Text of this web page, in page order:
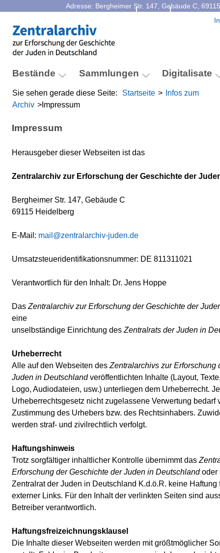
Adresse: Bergheimer Str. 147, Gebäude C,
Bestände Sammlungen Digitalisate
Sie sehen gerade diese Seite: Startseite >
Infos zum
Archiv > Impressum
Impressum
Herausgeber dieser Webseiten ist das
Zentralarchiv zur Erforschung der Geschichte der
Bergheimer Str. 147, Gebäude C
69115 Heidelberg
E-Mail: mail@zentralarchiv-juden.de
Umsatzsteueridentifikationsnummer: DE 811311021
Verantwortlich für den Inhalt: Dr. Jens Hoppe
Das Zentralarchiv zur Erforschung der Geschichte der
eine
unselbständige Einrichtung des Zentralrats der Juden in
Urheberrecht
Alle auf den Webseiten des Zentralarchivs zur Erforschung
Juden in Deutschlandveröffentlichten Inhalte (Layout,
Logo, Audiodateien, usw.) unterliegen dem Urheberrecht.
Urheberrechtsgesetz nicht zugelassene Verwertung bedarf
Zustimmung des Urhebers bzw. des Rechtsinhabers.
werden straf- und zivilrechtlich verfolgt.
Haftungshinweis
Trotz sorgfältiger inhaltlicher Kontrolle übernimmt das
Erforschung der Geschichte der Juden in Deutschlandoder
Zentralrat der Juden in Deutschland K.d.ö.R. keine Haftung
externer Links. Für den Inhalt der verlinkten Seiten sind
Betreiber verantwortlich.
Haftungsfreizeichnungsklausel
Die Inhalte dieser Webseiten werden mit größtmöglicher